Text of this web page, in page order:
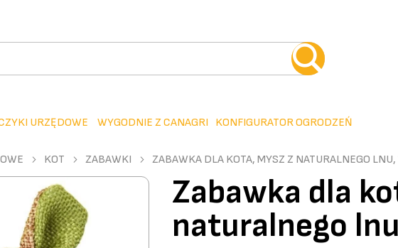
URZĘDOWE WYGODNIE Z CANAGRI KONFIGURATOR OGRODZEŃ
KOT ZABAWKI
ZABAWKA DLA KOTA, MYSZ Z NATURALNEGO
Zabawka dla
naturalnego